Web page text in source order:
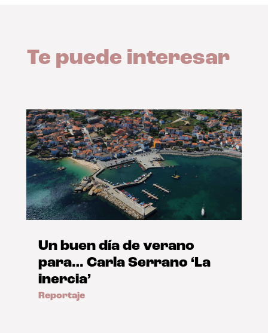
Te puede interesar
Un buen día de verano
para… Carla Serrano ‘La
inercia’
Reportaje